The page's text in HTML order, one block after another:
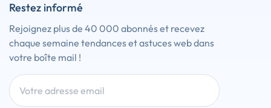
Restez informé
Rejoignez plus de 40 000 abonnés et recevez
chaque semaine tendances et astuces web dans
votre boîte mail !